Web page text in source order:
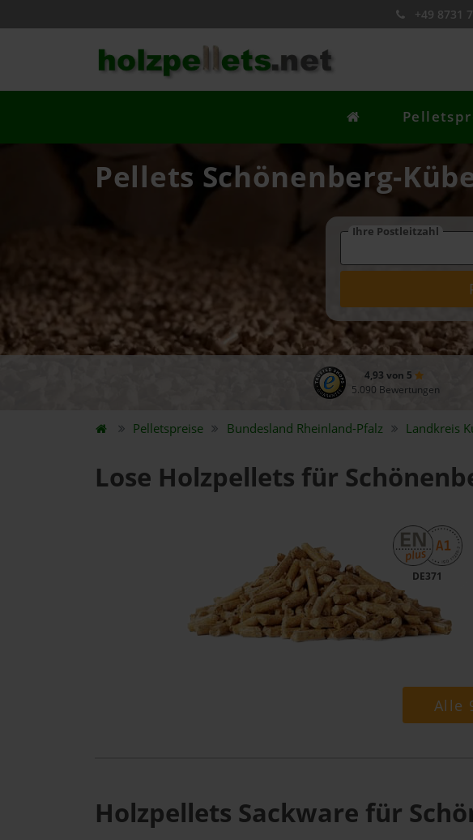
+49 8731
Pellets Schönenberg-
Ihre Postleitzahl
4,93 von 5
5.090 Bewertungen
Pelletspreise Bundesland Rheinland-Pfalz Landkreis
Lose Holzpellets für
DE371
Alle
Holzpellets Sackware für